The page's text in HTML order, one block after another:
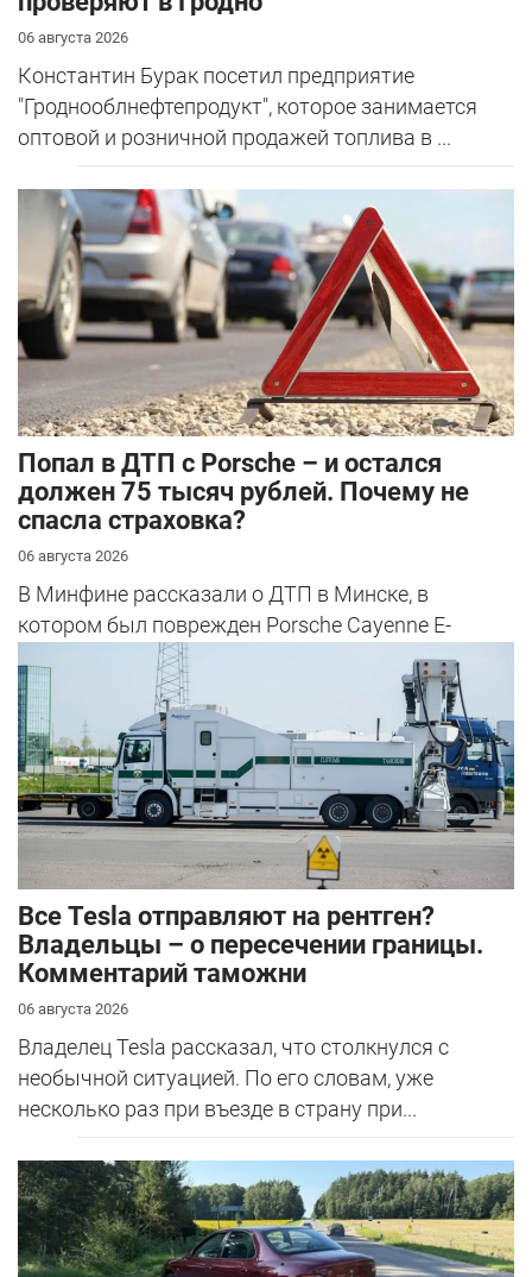
06 августа 2026
Константин Бурак посетил предприятие
"Гроднооблнефтепродукт", которое занимается
оптовой и розничной продажей топлива в ...
​Попал в ДТП с Porsche – и остался
должен 75 тысяч рублей. Почему не
спасла страховка?
06 августа 2026
В Минфине рассказали о ДТП в Минске, в
котором был поврежден Porsche Cayenne E-
Все Tesla отправляют на рентген?
Владельцы – о пересечении границы.
Комментарий таможни
06 августа 2026
Владелец Tesla рассказал, что столкнулся с
необычной ситуацией. По его словам, уже
несколько раз при въезде в страну при...